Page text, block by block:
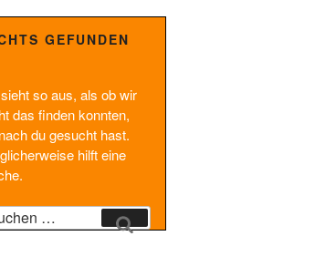
GEFUNDEN
so aus, als ob wir
das finden konnten,
du gesucht hast.
hilft eine
Suchen